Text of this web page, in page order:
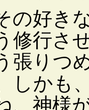
の好き
修行さ
張りつ
しかも
、神様